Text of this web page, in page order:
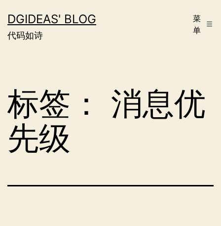
至
内
DGIDEAS' BLOG
代码如诗
菜
单
标签： 消息优
先级